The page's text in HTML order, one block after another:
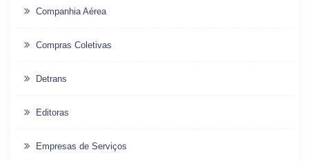
Companhia Aérea
Compras Coletivas
Detrans
Editoras
Empresas de Serviços